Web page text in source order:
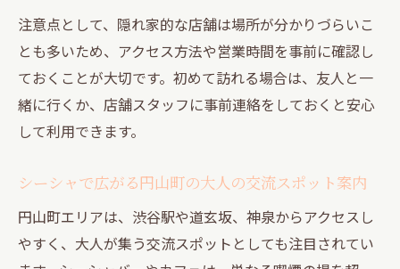
注意点として、隠れ家的な店舗は場所が分かりづらいこ
とも多いため、アクセス方法や営業時間を事前に確認し
ておくことが大切です。初めて訪れる場合は、友人と一
緒に行くか、店舗スタッフに事前連絡をしておくと安心
して利用できます。
シーシャで広がる円山町の大人の交流スポット案内
円山町エリアは、渋谷駅や道玄坂、神泉からアクセスし
やすく、大人が集う交流スポットとしても注目されてい